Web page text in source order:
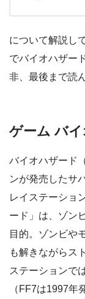
について解説し
でバイオハザー
非、最後まで読
ゲーム バ
バイオハザード
ンが発売したサ
レイステーショ
ード」は、ゾン
目的。ゾンビや
も解きながらス
ステーションで
（FF7は1997年